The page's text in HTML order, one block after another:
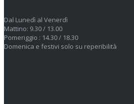
Dal Lunedì al Venerdì
Mattino: 9.30 / 13.00
Pomeriggio : 14.30 / 18.30
Domenica e festivi solo su reperibilità